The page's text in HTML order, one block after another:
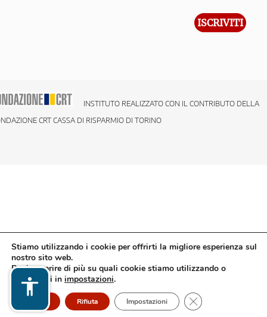
INSTITUTO REALIZZATO CON IL CONTRIBUTO DELLA
CRT CASSA DI RISPARMIO DI TORINO
Stiamo utilizzando i cookie per offrirti la migliore esperienza sul
nostro sito web.
Puoi scoprire di più su quali cookie stiamo utilizzando o
disattivarli in impostazioni.
Accetto Rifiuta Impostazioni Close GDPR